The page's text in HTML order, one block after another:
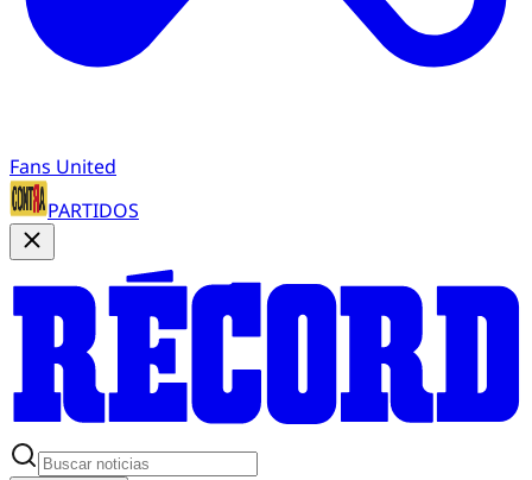
Fans United
PARTIDOS